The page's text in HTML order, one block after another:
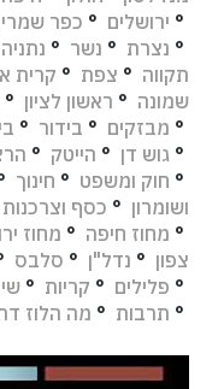
° ירושלים ° כפר
° נצרת ° נשר ° נתניה
תקווה ° צפת ° קרית
שמונה ° ראשון לציון °
° מבזקים ° בידור °
° גוש דן ° הייטק °
° חוק ומשפט ° חינוך
ושומרון ° כסף וצרכנות
° מחוז חיפה ° מחוז
צפון ° נדל"ן ° סלבס
° פלילים ° קריות °
° תרבות ° מה הלוז